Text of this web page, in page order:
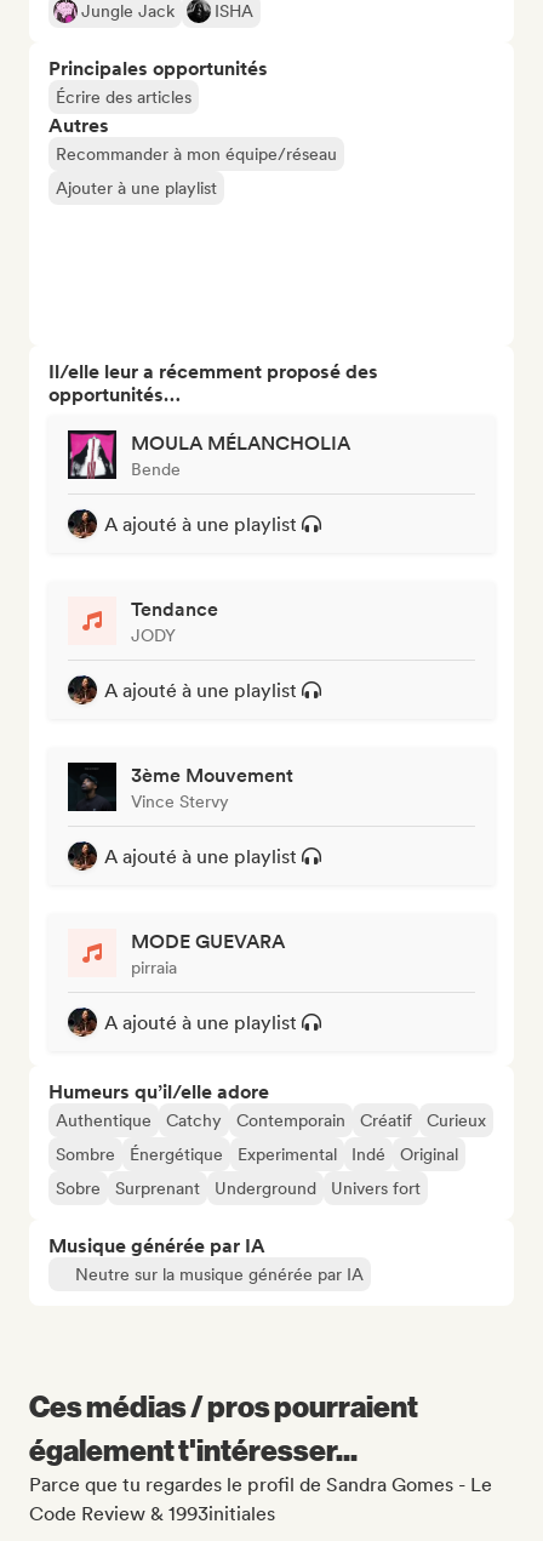
Jungle Jack
ISHA
Principales opportunités
Écrire des articles
Autres
Recommander à mon équipe/réseau
Ajouter à une playlist
Il/elle leur a récemment proposé des
opportunités…
MOULA MÉLANCHOLIA
Bende
A ajouté à une playlist
Tendance
JODY
A ajouté à une playlist
3ème Mouvement
Vince Stervy
A ajouté à une playlist
MODE GUEVARA
pirraia
A ajouté à une playlist
Humeurs qu’il/elle adore
Authentique Catchy Contemporain Créatif
Curieux
Sombre
Énergétique Experimental Indé
Original
Sobre
Surprenant Underground Univers fort
Musique générée par IA
Neutre sur la musique générée par IA
Ces médias / pros pourraient
également t'intéresser...
Parce que tu regardes le profil de Sandra Gomes - Le
Code Review & 1993initiales